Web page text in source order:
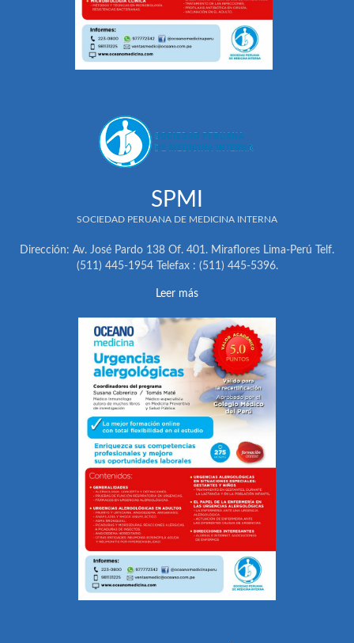
SPMI
SOCIEDAD PERUANA DE MEDICINA INTERNA
Dirección: Av. José Pardo 138 Of. 401. Miraflores Lima-Perú Telf.
(511) 445-1954 Telefax : (511) 445-5396.
Leer más